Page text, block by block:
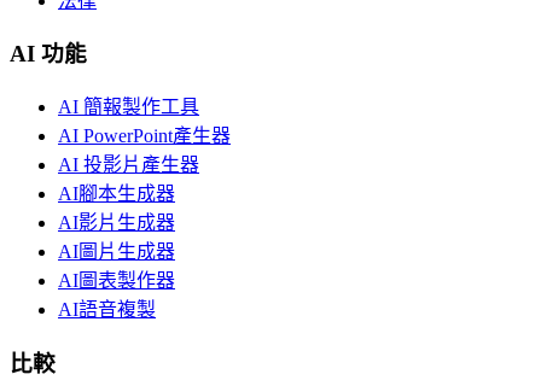
AI 功能
AI 簡報製作工具
AI PowerPoint產生器
AI 投影片產生器
AI腳本生成器
AI影片生成器
AI圖片生成器
AI圖表製作器
AI語音複製
比較